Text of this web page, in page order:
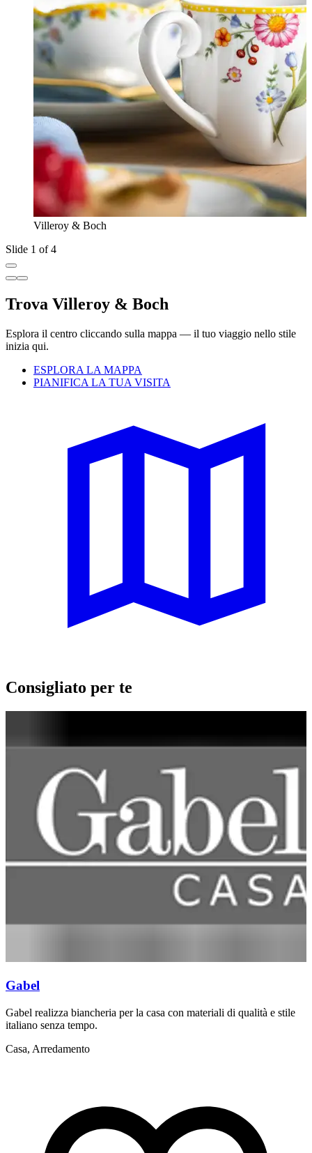
Villeroy & Boch
Slide 1 of 4
Trova Villeroy & Boch
Esplora il centro cliccando sulla mappa — il tuo viaggio nello stile
inizia qui.
ESPLORA LA MAPPA
PIANIFICA LA TUA VISITA
Consigliato per te
Gabel
Gabel realizza biancheria per la casa con materiali di qualità e stile
italiano senza tempo.
Casa, Arredamento